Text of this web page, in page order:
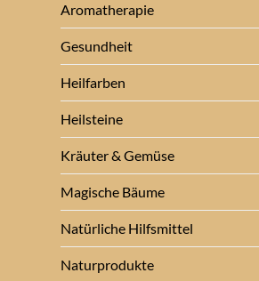
Aromatherapie
Gesundheit
Heilfarben
Heilsteine
Kräuter & Gemüse
Magische Bäume
Natürliche Hilfsmittel
Naturprodukte